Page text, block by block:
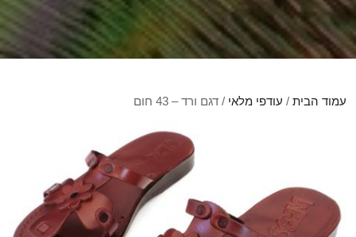
עמוד הבית / עודפי מלאי / דגם ורד – 43 חום